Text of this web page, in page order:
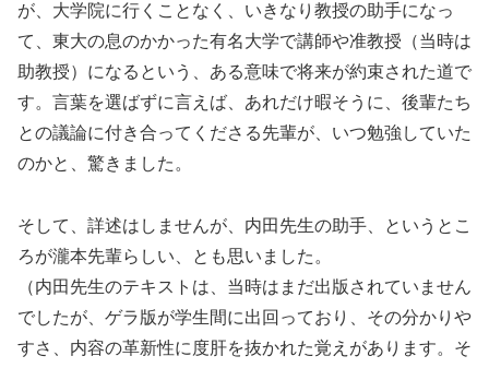
が、大学院に行くことなく、いきなり教授の助手になっ
て、東大の息のかかった有名大学で講師や准教授（当時は
助教授）になるという、ある意味で将来が約束された道で
す。言葉を選ばずに言えば、あれだけ暇そうに、後輩たち
との議論に付き合ってくださる先輩が、いつ勉強していた
のかと、驚きました。
そして、詳述はしませんが、内田先生の助手、というとこ
ろが瀧本先輩らしい、とも思いました。
（内田先生のテキストは、当時はまだ出版されていません
でしたが、ゲラ版が学生間に出回っており、その分かりや
すさ、内容の革新性に度肝を抜かれた覚えがあります。そ